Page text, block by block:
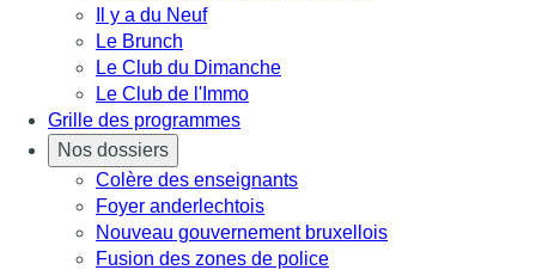
Il y a du Neuf
Le Brunch
Le Club du Dimanche
Le Club de l'Immo
Grille des programmes
Nos dossiers
Colère des enseignants
Foyer anderlechtois
Nouveau gouvernement bruxellois
Fusion des zones de police